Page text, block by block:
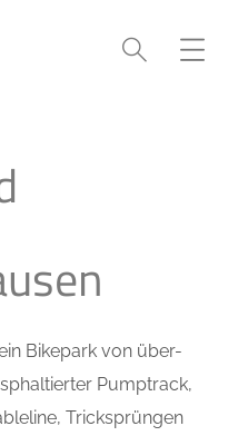
Bikepark von über-
Pumptrack,
Tricksprüngen